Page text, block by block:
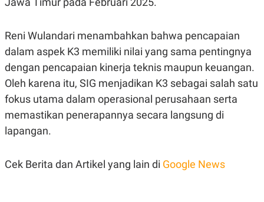
C
M
Y
L
E
.
D
L
A
N
G
G
A
N
C
K
I
N
E
R
J
M
I
Reni Wulandari menambahkan bahwa pencapaian
dalam aspek K3 memiliki nilai yang sama pentingnya
dengan pencapaian kinerja teknis maupun keuangan.
Oleh karena itu, SIG menjadikan K3 sebagai salah satu
fokus utama dalam operasional perusahaan serta
memastikan penerapannya secara langsung di
lapangan.
Cek Berita dan Artikel yang lain di Google News